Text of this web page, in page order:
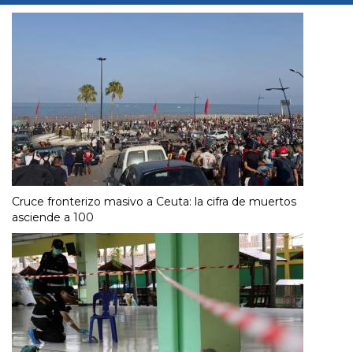
Cruce fronterizo masivo a Ceuta: la cifra de muertos
asciende a 100